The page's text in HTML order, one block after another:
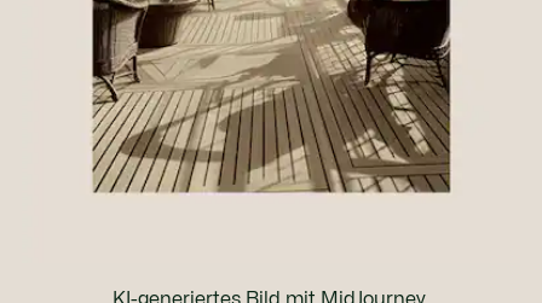
KI-generiertes Bild mit MidJourney.